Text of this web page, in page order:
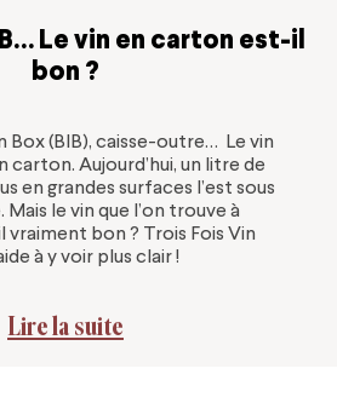
Le vin en carton est-il
bon ?
Box (BIB), caisse-outre… Le vin
Aujourd’hui, un litre de
en grandes surfaces l’est sous
le vin que l’on trouve à
vraiment bon ? Trois Fois Vin
à y voir plus clair !
Lire la suite